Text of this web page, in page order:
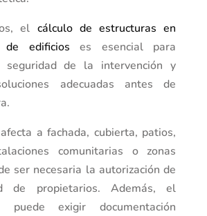
el cálculo de estructuras en
de edificios es esencial para
seguridad de la intervención y
adecuadas antes de
a fachada, cubierta, patios,
comunitarias o zonas
ser necesaria la autorización de
de propietarios. Además, el
puede exigir documentación